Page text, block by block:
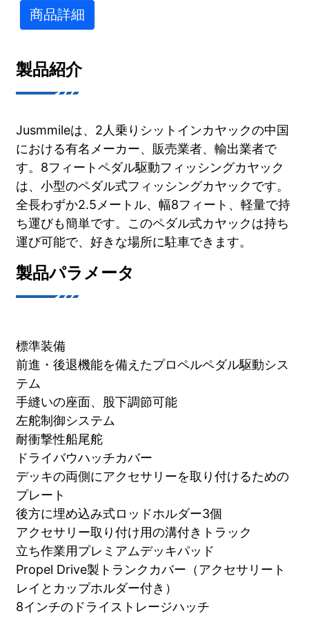
商品詳細
製品紹介
Jusmmileは、2人乗りシットインカヤックの中国
における有名メーカー、販売業者、輸出業者で
す。8フィートペダル駆動フィッシングカヤック
は、小型のペダル式フィッシングカヤックです。
全長わずか2.5メートル、幅8フィート、軽量で持
ち運びも簡単です。このペダル式カヤックは持ち
運び可能で、好きな場所に駐車できます。
製品パラメータ
標準装備
前進・後退機能を備えたプロペルペダル駆動シス
テム
手縫いの座面、股下調節可能
左舵制御システム
耐衝撃性船尾舵
ドライバウハッチカバー
デッキの両側にアクセサリーを取り付けるための
プレート
後方に埋め込み式ロッドホルダー3個
アクセサリー取り付け用の溝付きトラック
立ち作業用プレミアムデッキパッド
Propel Drive製トランクカバー（アクセサリート
レイとカップホルダー付き）
8インチのドライストレージハッチ